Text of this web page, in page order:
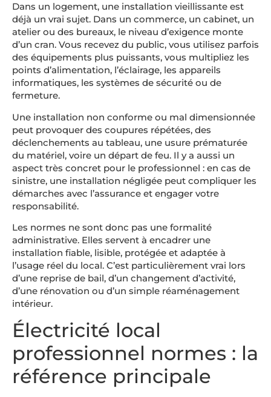
Dans un logement, une installation vieillissante est
déjà un vrai sujet. Dans un commerce, un cabinet, un
atelier ou des bureaux, le niveau d’exigence monte
d’un cran. Vous recevez du public, vous utilisez parfois
des équipements plus puissants, vous multipliez les
points d’alimentation, l’éclairage, les appareils
informatiques, les systèmes de sécurité ou de
fermeture.
Une installation non conforme ou mal dimensionnée
peut provoquer des coupures répétées, des
déclenchements au tableau, une usure prématurée
du matériel, voire un départ de feu. Il y a aussi un
aspect très concret pour le professionnel : en cas de
sinistre, une installation négligée peut compliquer les
démarches avec l’assurance et engager votre
responsabilité.
Les normes ne sont donc pas une formalité
administrative. Elles servent à encadrer une
installation fiable, lisible, protégée et adaptée à
l’usage réel du local. C’est particulièrement vrai lors
d’une reprise de bail, d’un changement d’activité,
d’une rénovation ou d’un simple réaménagement
intérieur.
Électricité local
professionnel normes : la
référence principale